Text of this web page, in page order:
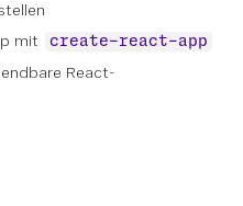
mit
create-react-app
React-